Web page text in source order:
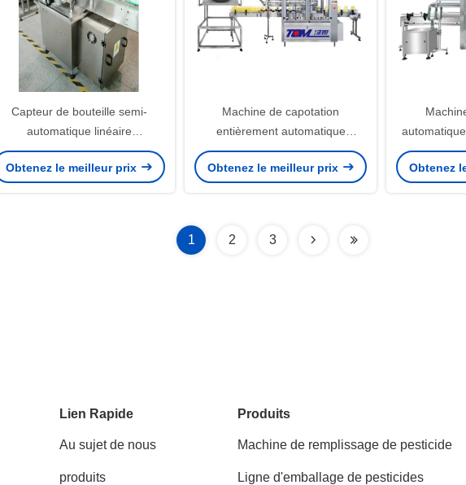
Capteur de bouteille semi-
automatique linéaire
multifonction contrôlé par PLC
Obtenez le meilleur prix
Machine de capotation
entièrement automatique
machine de capotation à pompe
à commande PLC
Obtenez le meilleur prix
en
Obtenez
1 2 3
Lien Rapide
Au sujet de nous
produits
Produits
Machine de remplissage de pesticide
Ligne d'emballage de pesticides